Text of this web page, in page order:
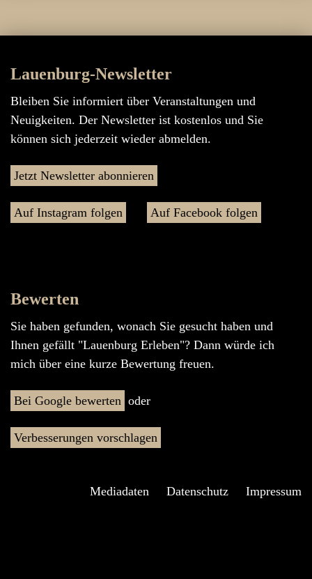
Lauenburg-Newsletter
Bleiben Sie informiert über Veranstaltungen und
Neuigkeiten. Der Newsletter ist kostenlos und Sie
können sich jederzeit wieder abmelden.
Jetzt Newsletter abonnieren
Auf Instagram folgen Auf Facebook folgen
Bewerten
Sie haben gefunden, wonach Sie gesucht haben und
Ihnen gefällt "Lauenburg Erleben"? Dann würde ich
mich über eine kurze Bewertung freuen.
Bei Google bewerten oder
Verbesserungen vorschlagen
Mediadaten Datenschutz Impressum